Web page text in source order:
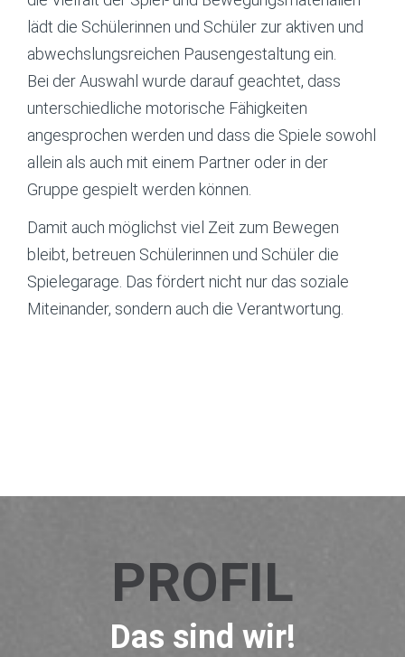
lädt die Schülerinnen und Schüler zur aktiven und
abwechslungsreichen Pausengestaltung ein.
Bei der Auswahl wurde darauf geachtet, dass
unterschiedliche motorische Fähigkeiten
angesprochen werden und dass die Spiele sowohl
allein als auch mit einem Partner oder in der
Gruppe gespielt werden können.
Damit auch möglichst viel Zeit zum Bewegen
bleibt, betreuen Schülerinnen und Schüler die
Spielegarage. Das fördert nicht nur das soziale
Miteinander, sondern auch die Verantwortung.
PROFIL
Das sind wir!